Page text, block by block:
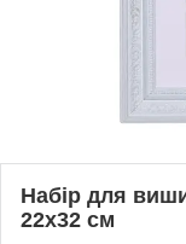
Набір для
22x32 см